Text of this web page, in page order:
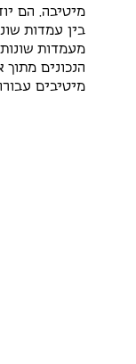
מיטיבה. הם
בין עמדות
מעמדות
הנכונים מתוך
מיטיבים